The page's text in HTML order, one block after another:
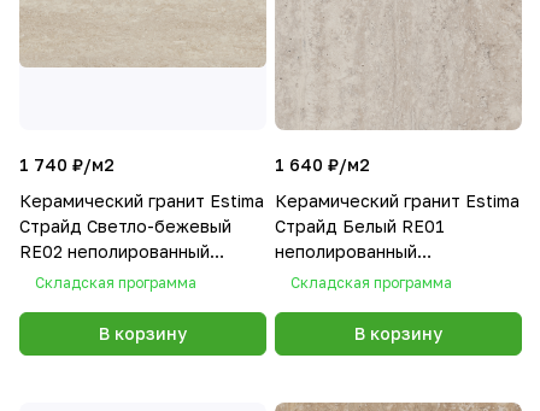
1 740 ₽/м2
Керамический гранит Estima
Страйд Светло-бежевый
RE02 неполированный
30,6x60,9x8
Складская программа
В корзину
1 640 ₽/м2
Керамический гранит Estima
Страйд Белый RE01
неполированный
40.5x40.5x8
Складская программа
В корзину